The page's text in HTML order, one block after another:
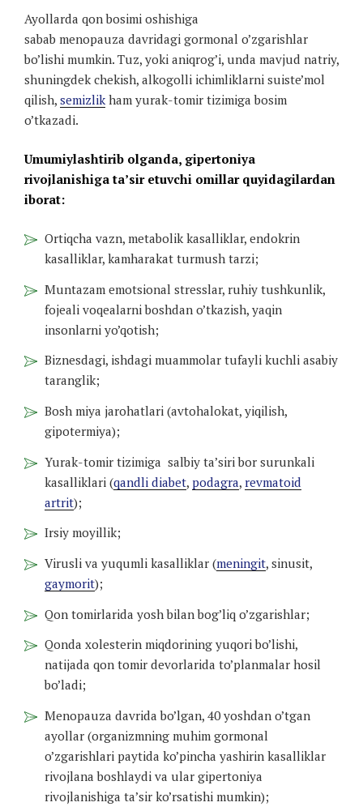
Ayollarda qon bosimi oshishiga
sabab menopauza davridagi gormonal o’zgarishlar
bo’lishi mumkin. Tuz, yoki aniqrog’i, unda mavjud natriy,
shuningdek chekish, alkogolli ichimliklarni suiste’mol
qilish, semizlikham yurak-tomir tizimiga bosim
o’tkazadi.
Umumiylashtirib olganda, gipertoniya
rivojlanishiga ta’sir etuvchi omillar quyidagilardan
iborat:
Ortiqcha vazn, metabolik kasalliklar, endokrin
kasalliklar, kamharakat turmush tarzi;
Muntazam emotsional stresslar, ruhiy tushkunlik,
fojeali voqealarni boshdan o’tkazish, yaqin
insonlarni yo’qotish;
Biznesdagi, ishdagi muammolar tufayli kuchli asabiy
taranglik;
Bosh miya jarohatlari (avtohalokat, yiqilish,
gipotermiya);
Yurak-tomir tizimiga salbiy ta’siri bor surunkali
kasalliklari (qandli diabet, podagra, revmatoid
artrit);
Irsiy moyillik;
Virusli va yuqumli kasalliklar (meningit, sinusit,
gaymorit);
Qon tomirlarida yosh bilan bog’liq o’zgarishlar;
Qonda xolesterin miqdorining yuqori bo’lishi,
natijada qon tomir devorlarida to’planmalar hosil
bo’ladi;
Menopauza davrida bo’lgan, 40 yoshdan o’tgan
ayollar (organizmning muhim gormonal
o’zgarishlari paytida ko’pincha yashirin kasalliklar
rivojlana boshlaydi va ular gipertoniya
rivojlanishiga ta’sir ko’rsatishi mumkin);